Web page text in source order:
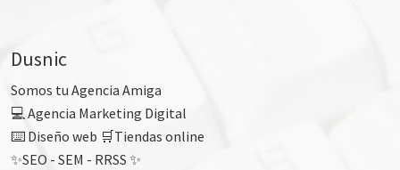
Dusnic
Somos tu Agencia Amiga
💻 Agencia Marketing Digital
⌨️ Diseño web 🛒Tiendas online
✨SEO - SEM - RRSS ✨